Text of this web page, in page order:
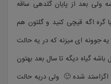
بعد از پایان گلدهی ساقه
گره اگه قیچی کنید و گلتون هم
جوونه ای میزنه که در یه حالت
گیاه دیگه تا سال بعد بهتون
اگزاستد شده 🙂 ولی دریه حالت